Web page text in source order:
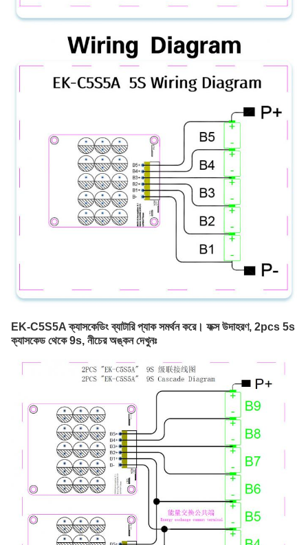
EK-C5S5A ক্যাসকেডিং ব্যাটারি প্যাক সমর্থন করে। ফক্স উদাহরণ, 2pcs 5s
ক্যাসকেড থেকে 9s, নীচের অঙ্কন দেখুনঃ